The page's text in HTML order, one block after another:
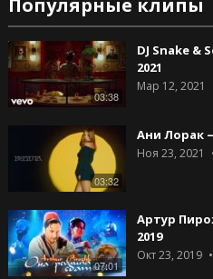
Популярные клипы
03:38
DJ Snake &
2021
Мар 12, 2021
03:32
Ани Лорак
Ноя 23, 2021
07:01
Артур
2019
Окт 23, 2019